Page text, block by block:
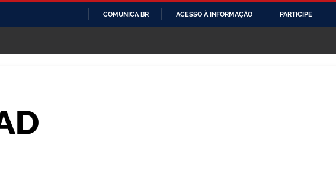
O
CONTEÚDO
COMUNICA BR ACESSO À INFORMAÇÃO PARTICIPE